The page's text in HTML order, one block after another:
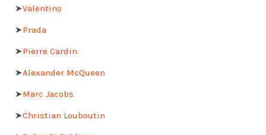
➤Valentino
➤Prada
➤Pierre Cardin
➤Alexander McQueen
➤Marc Jacobs
➤Christian Louboutin